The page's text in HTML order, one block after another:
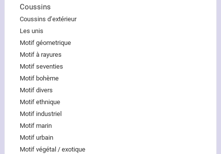
Coussins
Coussins d’extérieur
Les unis
Motif géometrique
Motif à rayures
Motif seventies
Motif bohème
Motif divers
Motif ethnique
Motif industriel
Motif marin
Motif urbain
Motif végétal / exotique